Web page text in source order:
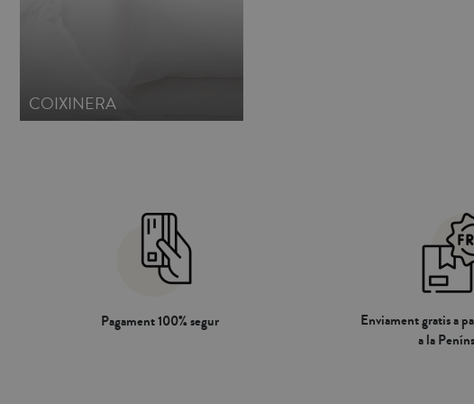
COIXINERA
Pagament 100% segur
Enviament gratis a
a la